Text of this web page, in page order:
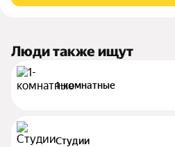
Люди также ищут
1-комнатные
Студии